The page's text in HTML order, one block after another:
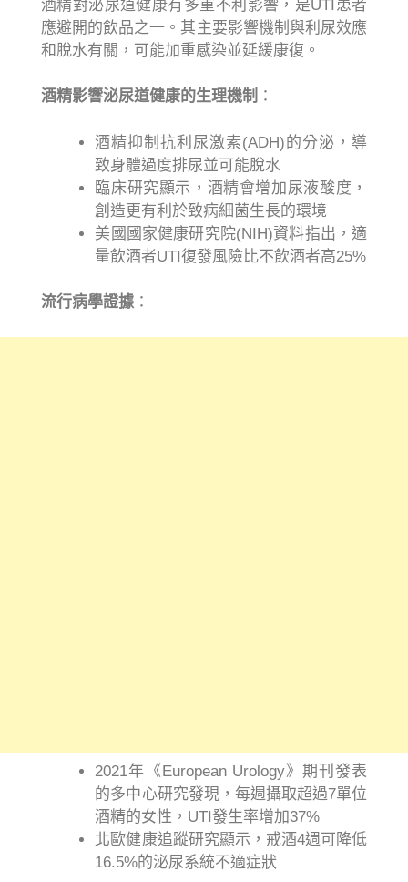
酒精對泌尿道健康有多重不利影響，是UTI患者
應避開的飲品之一。其主要影響機制與利尿效應
和脫水有關，可能加重感染並延緩康復。
酒精影響泌尿道健康的生理機制 ：
酒精抑制抗利尿激素(ADH)的分泌，導
致身體過度排尿並可能脫水
臨床研究顯示，酒精會增加尿液酸度，
創造更有利於致病細菌生長的環境
美國國家健康研究院(NIH)資料指出，適
量飲酒者UTI復發風險比不飲酒者高25%
流行病學證據：
2021年《European Urology》期刊發表
的多中心研究發現，每週攝取超過7單位
酒精的女性，UTI發生率增加37%
北歐健康追蹤研究顯示，戒酒4週可降低
16.5%的泌尿系統不適症狀